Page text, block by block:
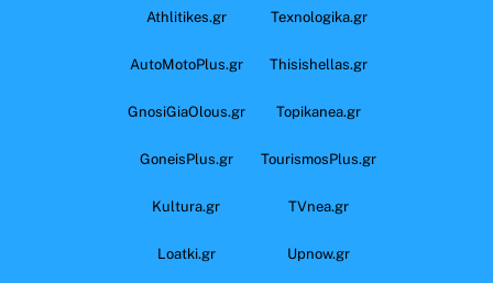
Athlitikes.gr Texnologika.gr
AutoMotoPlus.gr Thisishellas.gr
GnosiGiaOlous.gr Topikanea.gr
GoneisPlus.gr TourismosPlus.gr
Kultura.gr TVnea.gr
Loatki.gr Upnow.gr